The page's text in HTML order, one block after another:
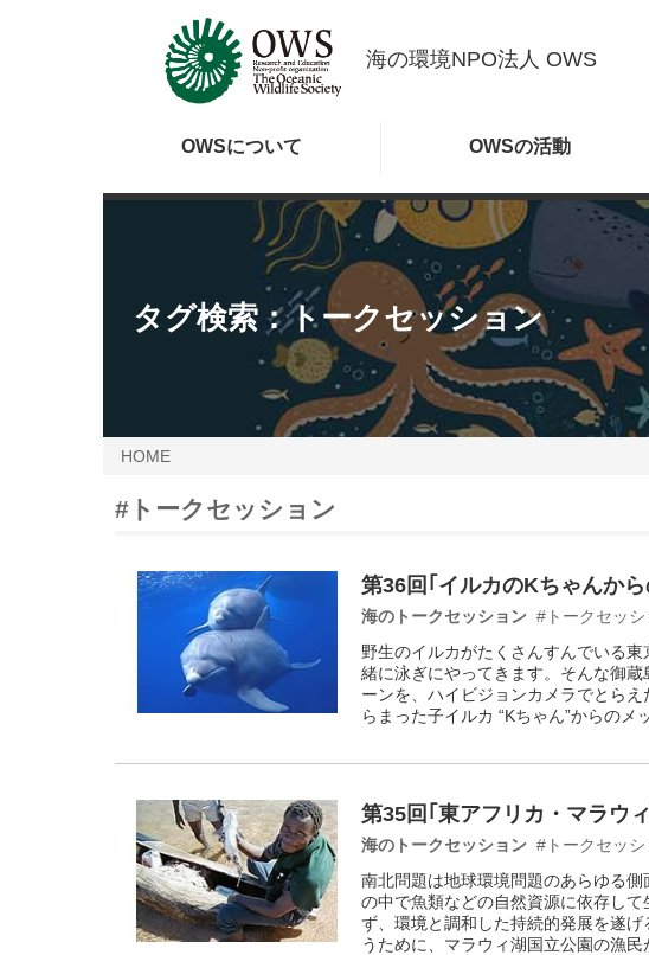
海の環境NPO法人 OWS
OWSについて OWSの活動
タグ検索：トークセッション
HOME
#トークセッション
第36回｢イルカのKちゃんか
海のトークセッション #トークセッシ
野生のイルカがたくさんすんでいる
緒に泳ぎにやってきます。そんな御
ーンを、ハイビジョンカメラでとら
らまった子イルカ “Kちゃん”からのメ
第35回｢東アフリカ・マラウ
海のトークセッション #トークセッシ
南北問題は地球環境問題のあらゆる
の中で魚類などの自然資源に依存し
ず、環境と調和した持続的発展を遂
うために、マラウィ湖国立公園の漁